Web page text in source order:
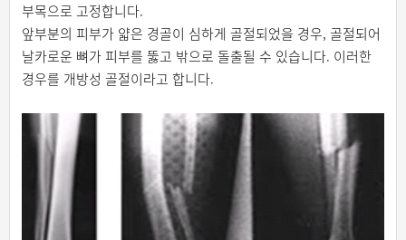
부목으로 고정합니다.
앞부분의 피부가 얇은 경골이 심하게 골절되었을 경우, 골절되어
날카로운 뼈가 피부를 뚫고 밖으로 돌출될 수 있습니다. 이러한
경우를 개방성 골절이라고 합니다.